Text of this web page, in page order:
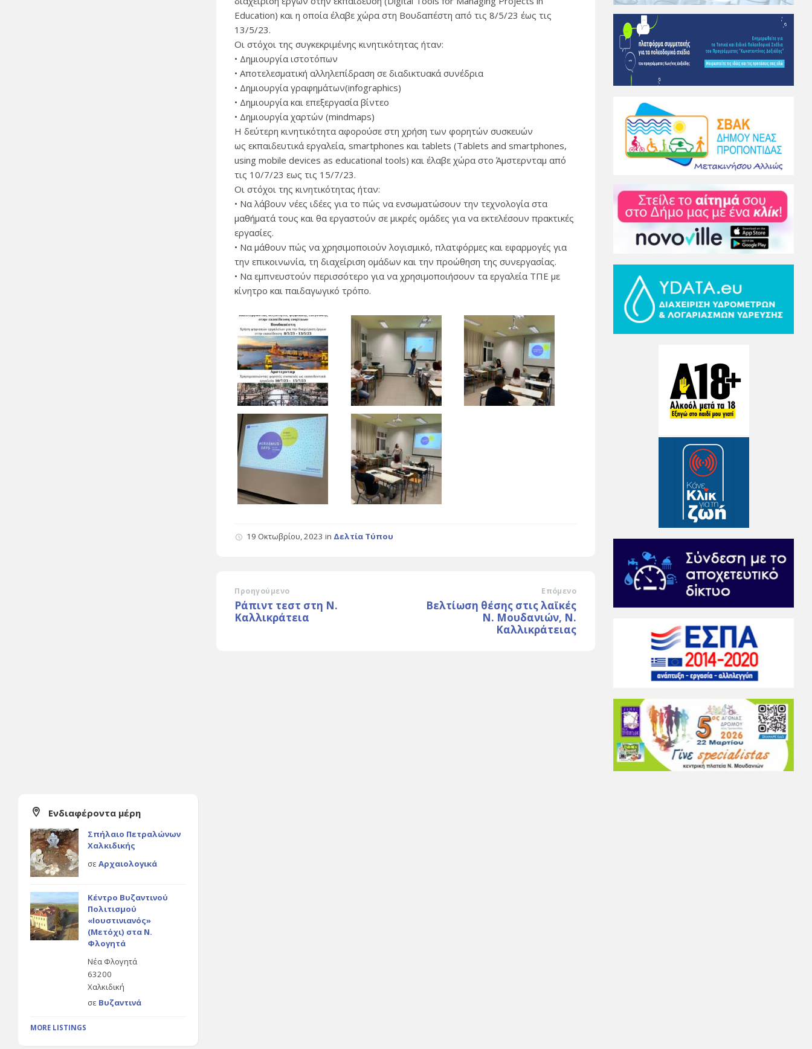
Education) και η οποία έλαβε χώρα στη Βουδαπέστη από τις 8/5/23 έως τις
13/5/23.
Οι στόχοι της συγκεκριμένης κινητικότητας ήταν:
• Δημιουργία ιστοτόπων
• Αποτελεσματική αλληλεπίδραση σε διαδικτυακά συνέδρια
• Δημιουργία γραφημάτων(infographics)
• Δημιουργία και επεξεργασία βίντεο
• Δημιουργία χαρτών (mindmaps)
H δεύτερη κινητικότητα αφορούσε στη χρήση των φορητών συσκευών
ως εκπαιδευτικά εργαλεία, smartphones και tablets (Tablets and smartphones,
using mobile devices as educational tools) και έλαβε χώρα στο Άμστερνταμ από
τις 10/7/23 εως τις 15/7/23.
Οι στόχοι της κινητικότητας ήταν:
• Να λάβουν νέες ιδέες για το πώς να ενσωματώσουν την τεχνολογία στα
μαθήματά τους και θα εργαστούν σε μικρές ομάδες για να εκτελέσουν πρακτικές
εργασίες.
• Να μάθουν πώς να χρησιμοποιούν λογισμικό, πλατφόρμες και εφαρμογές για
την επικοινωνία, τη διαχείριση ομάδων και την προώθηση της συνεργασίας.
• Να εμπνευστούν περισσότερο για να χρησιμοποιήσουν τα εργαλεία ΤΠΕ με
κίνητρο και παιδαγωγικό τρόπο.
19 Οκτωβρίου, 2023in Δελτία Τύπου
Προηγούμενο
Ράπιντ τεστ στη Ν.
Καλλικράτεια
Επόμενο
Βελτίωση θέσης στις λαϊκές
Ν. Μουδανιών, Ν.
Καλλικράτειας
Ενδιαφέροντα μέρη
Σπήλαιο Πετραλώνων
Χαλκιδικής
σε Αρχαιολογικά
Κέντρο Βυζαντινού
Πολιτισμού
«Ιουστινιανός»
(Μετόχι) στα Ν.
Φλογητά
Νέα Φλογητά
63200
Χαλκιδική
σε Βυζαντινά
MORE LISTINGS